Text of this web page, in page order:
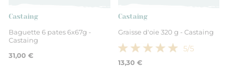
Castaing
Baguette 6 pates 6x67g -
Castaing
31,00 €
Castaing
Graisse d'oie 320 g - Castaing
5/5
13,30 €